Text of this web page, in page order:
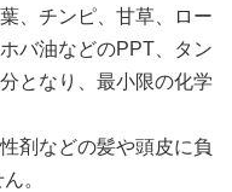
、チンピ、甘草、ロー
バ油などのPPT、タン
となり、最小限の化学
剤などの髪や頭皮に負
。